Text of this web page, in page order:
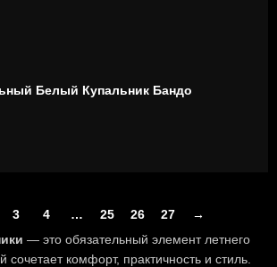
Белый Купальник Бандо
3 4 … 25 26 27
→
— это обязательный элемент летнего
сочетает комфорт, практичность и стиль.